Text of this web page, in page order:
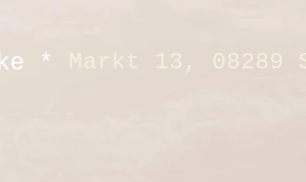
* Markt 13, 08289